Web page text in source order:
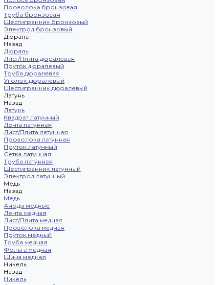
Проволока бронзовая
Труба бронзовая
Шестигранник бронзовый
Электрод бронзовый
Дюраль
Назад
Дюраль
Лист/Плита дюралевая
Пруток дюралевый
Труба дюралевая
Уголок дюралевый
Шестигранник дюралевый
Латунь
Назад
Латунь
Квадрат латунный
Лента латунная
Лист/Плита латунная
Проволока латунная
Пруток латунный
Сетка латунная
Труба латунная
Шестигранник латунный
Электрод латунный
Медь
Назад
Медь
Аноды медные
Лента медная
Лист/Плита медная
Проволока медная
Пруток медный
Труба медная
Фольга медная
Шина медная
Никель
Назад
Никель